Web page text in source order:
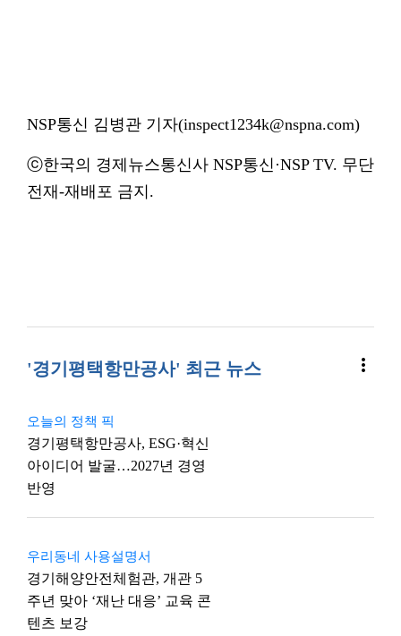
NSP통신 김병관 기자(inspect1234k@nspna.com)
ⓒ한국의 경제뉴스통신사 NSP통신·NSP TV. 무단
전재-재배포 금지.
'경기평택항만공사' 최근 뉴스 more_vert
오늘의 정책 픽
경기평택항만공사, ESG·혁신
아이디어 발굴…2027년 경영
반영
우리동네 사용설명서
경기해양안전체험관, 개관 5
주년 맞아 ‘재난 대응’ 교육 콘
텐츠 보강